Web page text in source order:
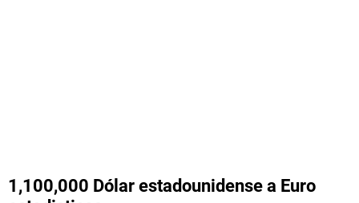
1,100,000 Dólar estadounidense a Euro